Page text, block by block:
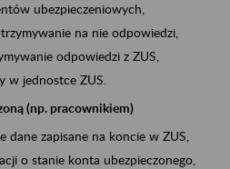
ubezpieczeniowych,
na nie odpowiedzi,
odpowiedzi z ZUS,
w jednostce ZUS.
(np. pracownikiem)
dane zapisane na koncie w ZUS,
o stanie konta ubezpieczonego,